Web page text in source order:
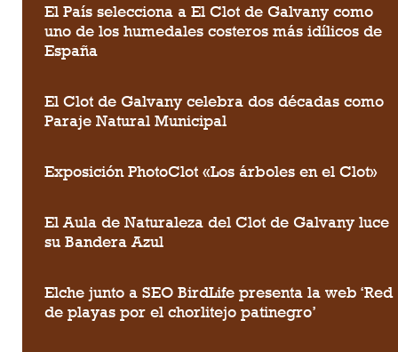
El País selecciona a El Clot de Galvany como
uno de los humedales costeros más idílicos de
España
El Clot de Galvany celebra dos décadas como
Paraje Natural Municipal
Exposición PhotoClot «Los árboles en el Clot»
El Aula de Naturaleza del Clot de Galvany luce
su Bandera Azul
Elche junto a SEO BirdLife presenta la web ‘Red
de playas por el chorlitejo patinegro’